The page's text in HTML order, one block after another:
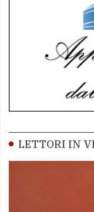
LETTORI IN